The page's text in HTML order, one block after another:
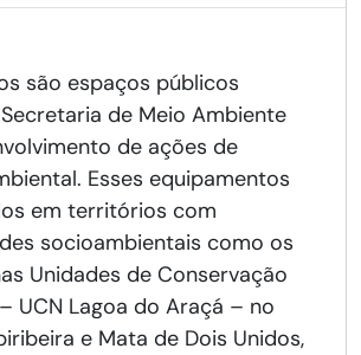
são espaços públicos
de Meio Ambiente
de ações de
Esses equipamentos
em territórios com
socioambientais como os
Unidades de Conservação
UCN Lagoa do Araçá – no
e Mata de Dois Unidos,